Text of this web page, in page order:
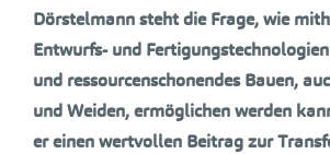
Dörstelmann steht die Frage, wie
Entwurfs- und
und ressourcenschonendes Bauen,
und Weiden, ermöglichen werden
er einen wertvollen Beitrag zur